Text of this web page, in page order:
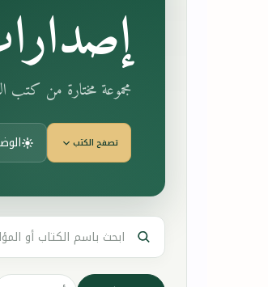
مجموعة مختارة من كتب
تصفح الكتب